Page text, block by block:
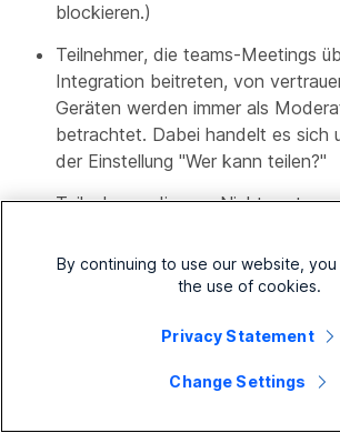
blockieren.)
Teilnehmer, die teams-Meetings
Integration beitreten, von
Geräten werden immer als
betrachtet. Dabei handelt es sich
der Einstellung "Wer kann teilen?"
Teilnehmer, die von Nicht
werden als Moderatoren
„Wer kann präsentieren?“istnicht
Benutzer dieser Einstellung zu
By continuing to use our website,
the use of cookies.
Privacy Statement
Change Settings